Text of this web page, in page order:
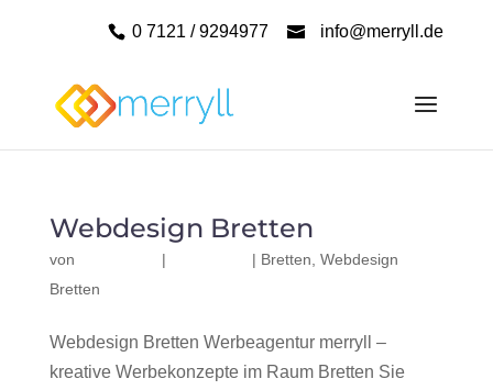
0 7121 / 9294977 info@merryll.de
Webdesign Bretten
von | | Bretten Webdesign
Bretten
Webdesign Bretten Werbeagentur merryll –
kreative Werbekonzepte im Raum Bretten Sie